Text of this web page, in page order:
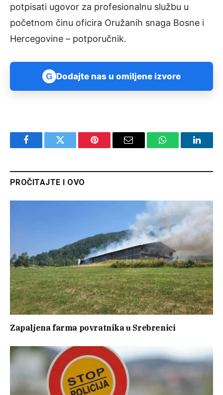
potpisati ugovor za profesionalnu službu u
početnom činu oficira Oružanih snaga Bosne i
Hercegovine – potporučnik.
G Dodajte nas u omiljene izvore
FacebookTwitter Pinterest Email WhatsApp
PROČITAJTE I OVO
Zapaljena farma povratnika u Srebrenici